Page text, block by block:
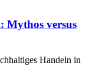
Mythos versus
Handeln in